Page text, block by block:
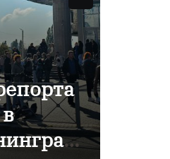
В
Калининград
е отметили